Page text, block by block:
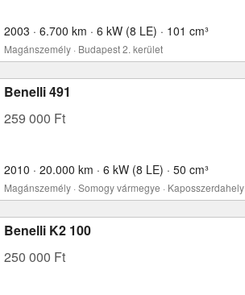
2003 · 6.700 km · 6 kW (8 LE) · 101 cm³
Magánszemély · Budapest 2. kerület
Benelli 491
259 000 Ft
2010 · 20.000 km · 6 kW (8 LE) · 50 cm³
Magánszemély · Somogy vármegye · Kaposszerdahely
Benelli K2 100
250 000 Ft